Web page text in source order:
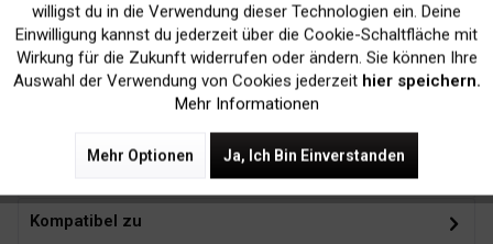
Druckergarantie
24H*
Beschreibung
Kompatibel zu
Tracking Inaktiv
willigst du in die Verwendung dieser Technologien ein. Deine
Einwilligung kannst du jederzeit über die Cookie-Schaltfläche mit
Wirkung für die Zukunft widerrufen oder ändern. Sie können Ihre
Auswahl der Verwendung von Cookies jederzeit hier speichern.
Mehr Informationen
Mehr Optionen Ja, Ich Bin Einverstanden